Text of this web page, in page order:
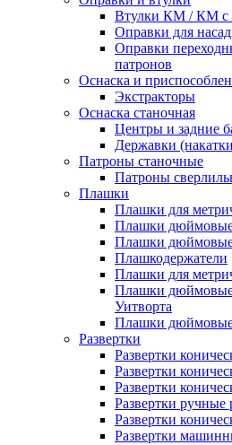
Втулки КМ / КМ с
Оправки для
Оправки
патронов
Оснаска и
Экстракторы
Оснаска станочная
Центры и задние
Державки
Патроны станочные
Патроны
Плашки
Плашки для
Плашки
Плашки
Плашкодержатели
Плашки для
Плашки дюймовые
Уитворта
Плашки дюймовые
Развертки
Развертки
Развертки
Развертки
Развертки
Развертки
Развертки